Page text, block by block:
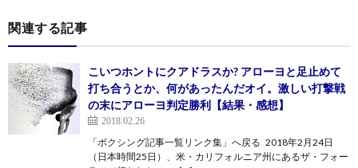
関連する記事
こいつホントにクアドラスか? アローヨと足止めて
打ち合うとか、何があったんだオイ。激しい打撃戦
の末にアローヨ判定勝利【結果・感想】
2018.02.26
「ボクシング記事一覧リンク集」へ戻る 2018年2月24日
（日本時間25日）、米・カリフォルニア州にあるザ・フォー